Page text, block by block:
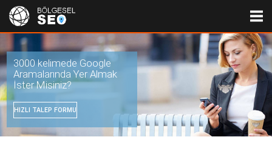
3000 kelimede Google
Aramalarında Yer Almak
İster Misiniz?
HIZLI TALEP FORMU